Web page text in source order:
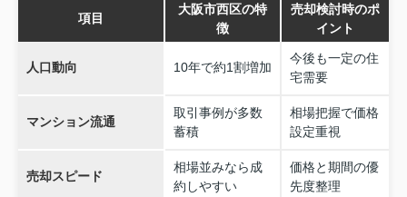
項目
大阪市西区の特
徴
売却検討時のポ
イント
人口動向 10年で約1割増加
今後も一定の住
宅需要
マンション流通
取引事例が多数
蓄積
相場把握で価格
設定重視
売却スピード
相場並みなら成
約しやすい
価格と期間の優
先度整理